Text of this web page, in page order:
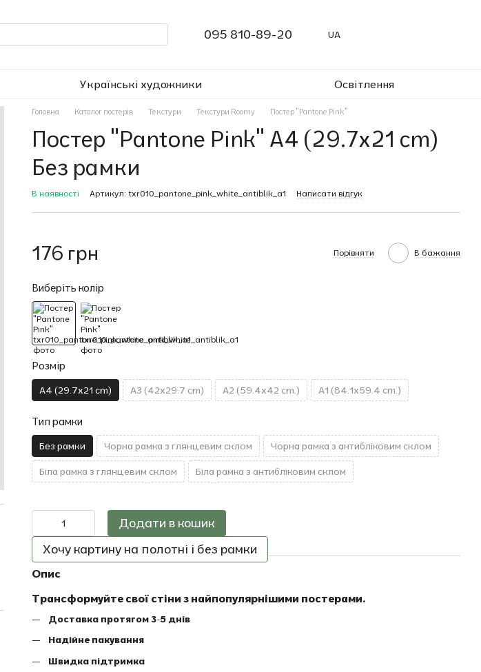
095 810-89-20 UA
Українські художники Освітлення
Головна Каталог постерів Текстури Текстури Roomy Постер "Pantone Pink"
Постер "Pantone Pink" A4 (29.7x21 cm)
Без рамки
В наявності Артикул: txr010_pantone_pink_white_antiblik_a1 Написати відгук
176 грн Порівняти В бажання
Виберіть колір
Розмір
A4 (29.7x21 cm) A3 (42x29.7 cm) A2 (59.4x42 cm.) A1 (84.1x59.4 cm.)
Тип рамки
Без рамки Чорна рамка з глянцевим склом Чорна рамка з антибліковим склом
Біла рамка з глянцевим склом Біла рамка з антибліковим склом
Додати в кошик
Хочу картину на полотні і без рамки
Опис
Трансформуйте свої стіни з найпопулярнішими постерами.
Доставка протягом 3-5 днів
Надійне пакування
Швидка підтримка